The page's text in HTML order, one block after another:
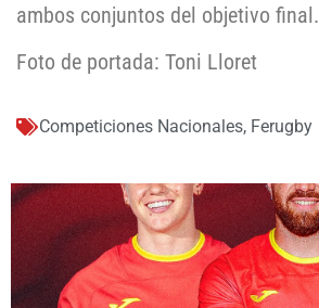
ambos conjuntos del objetivo final.
Foto de portada: Toni Lloret
Competiciones Nacionales, Ferugby